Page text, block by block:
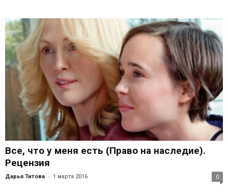
Все, что у меня есть (Право на наследие).
Рецензия
Дарья Титова - 1 марта 2016 0